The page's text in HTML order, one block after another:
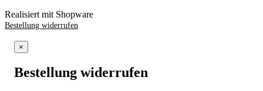
Realisiert mit Shopware
Bestellung widerrufen
×
Bestellung widerrufen